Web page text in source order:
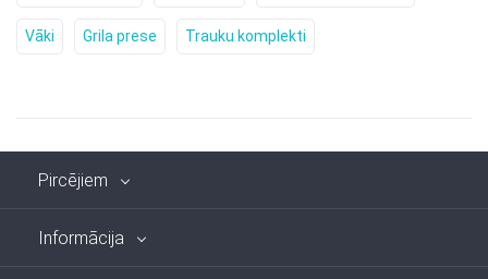
Vāki Grila prese Trauku komplekti
Pircējiem
Informācija